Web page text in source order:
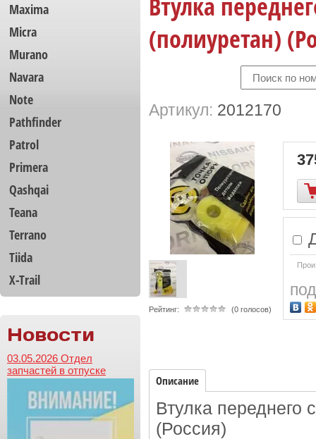
Maxima
Micra
Murano
Navara
Note
Pathfinder
Patrol
Primera
Qashqai
Teana
Terrano
Tiida
X-Trail
Новости
03.05.2026 Отдел
запчастей в отпуске
(полиуретан)
Артикул: 2012170
Рейтинг: (0 голосов)
Описание
Втулка переднего
(Россия)